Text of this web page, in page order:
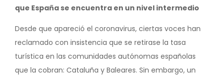
que España se encuentra en un nivel intermedio
Desde que apareció el coronavirus, ciertas voces han
reclamado con insistencia que se retirase la tasa
turística en las comunidades autónomas españolas
que la cobran: Cataluña y Baleares. Sin embargo, un